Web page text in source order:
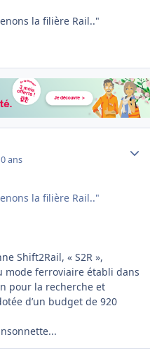
la filière Rail.."
ans
la filière Rail.."
Shift2Rail, « S2R »,
ferroviaire établi dans
pour la recherche et
d’un budget de 920